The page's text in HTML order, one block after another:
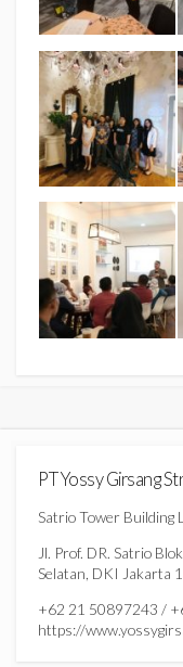
PT Yossy Girsang
Satrio Tower Building
Jl. Prof. DR. Satrio
Selatan, DKI Jakarta
+62 21 50897243 /
https://